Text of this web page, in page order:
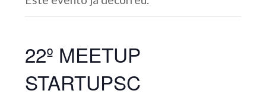
22º MEETUP
STARTUPSC